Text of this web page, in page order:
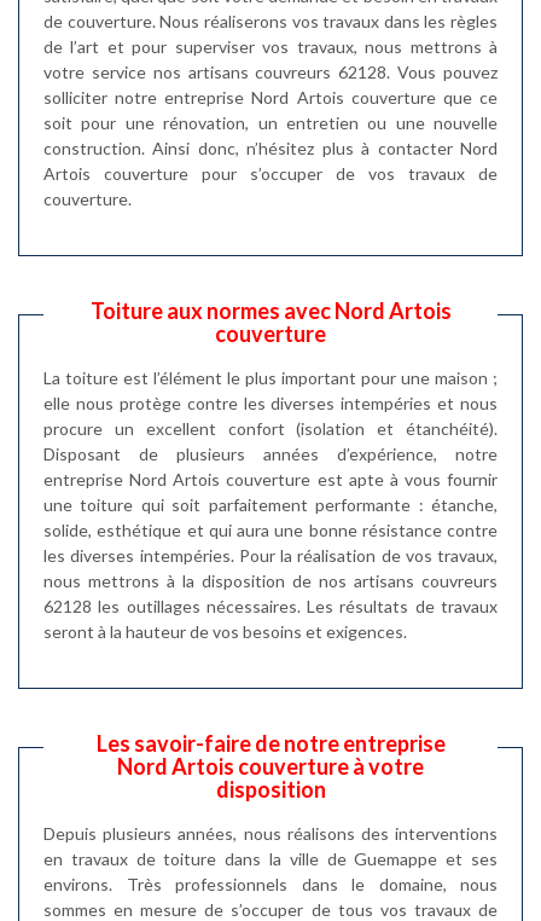
de couverture. Nous réaliserons vos travaux dans les règles
de l’art et pour superviser vos travaux, nous mettrons à
votre service nos artisans couvreurs 62128. Vous pouvez
solliciter notre entreprise Nord Artois couverture que ce
soit pour une rénovation, un entretien ou une nouvelle
construction. Ainsi donc, n’hésitez plus à contacter Nord
Artois couverture pour s’occuper de vos travaux de
couverture.
Toiture aux normes avec Nord Artois
couverture
La toiture est l’élément le plus important pour une maison ;
elle nous protège contre les diverses intempéries et nous
procure un excellent confort (isolation et étanchéité).
Disposant de plusieurs années d’expérience, notre
entreprise Nord Artois couverture est apte à vous fournir
une toiture qui soit parfaitement performante : étanche,
solide, esthétique et qui aura une bonne résistance contre
les diverses intempéries. Pour la réalisation de vos travaux,
nous mettrons à la disposition de nos artisans couvreurs
62128 les outillages nécessaires. Les résultats de travaux
seront à la hauteur de vos besoins et exigences.
Les savoir-faire de notre entreprise
Nord Artois couverture à votre
disposition
Depuis plusieurs années, nous réalisons des interventions
en travaux de toiture dans la ville de Guemappe et ses
environs. Très professionnels dans le domaine, nous
sommes en mesure de s’occuper de tous vos travaux de